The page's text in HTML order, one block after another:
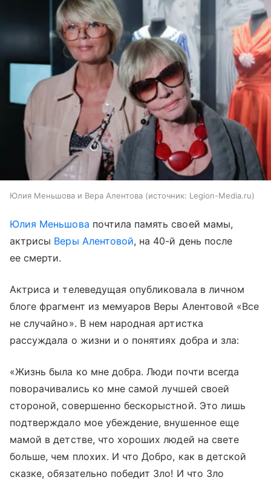
Юлия Меньшова и Вера Алентова источник: Legion-Media.ru
Юлия Меньшова почтила память своей мамы,
актрисы Веры Алентовой, на 40-й день после
ее смерти.
Актриса и телеведущая опубликовала в личном
блоге фрагмент из мемуаров Веры Алентовой «Все
не случайно». В нем народная артистка
рассуждала о жизни и о понятиях добра и зла:
«Жизнь была ко мне добра. Люди почти всегда
поворачивались ко мне самой лучшей своей
стороной, совершенно бескорыстной. Это лишь
подтверждало мое убеждение, внушенное еще
мамой в детстве, что хороших людей на свете
больше, чем плохих. И что Добро, как в детской
сказке, обязательно победит Зло! И что Зло